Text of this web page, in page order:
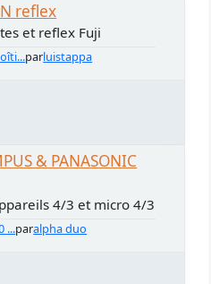
reflex
et reflex Fuji
parluistappa
& PANASONIC
4/3 et micro 4/3
...paralpha duo